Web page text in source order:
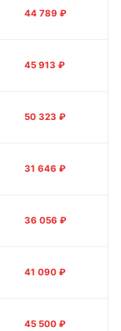
44 789 ₽
45 913 ₽
50 323 ₽
31 646 ₽
36 056 ₽
41 090 ₽
45 500 ₽